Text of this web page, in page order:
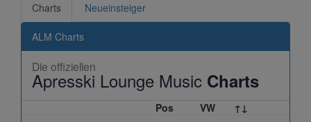
Charts Neueinsteiger
ALM Charts
Die offiziellen
Apresski Lounge Music Charts
Pos VW ↑↓